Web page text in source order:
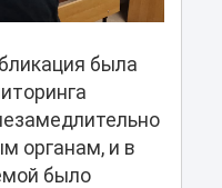
была
органам, и в
было